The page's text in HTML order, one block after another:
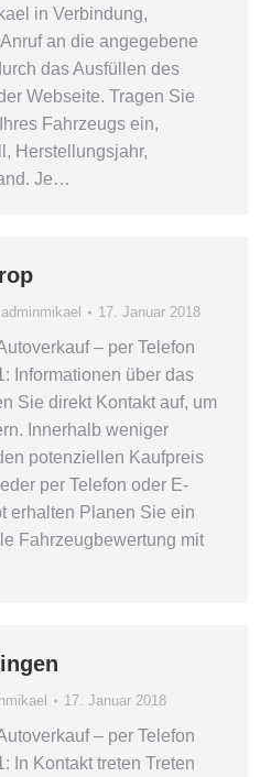
in Verbindung,
an die angegebene
das Ausfüllen des
Webseite. Tragen Sie
Fahrzeugs ein,
Herstellungsjahr,
Je…
adminmikael 17. Januar 2018
– per Telefon
Informationen über das
Sie direkt Kontakt auf, um
Innerhalb weniger
potenziellen Kaufpreis
per Telefon oder E-
erhalten Planen Sie ein
Fahrzeugbewertung mit
17. Januar 2018
– per Telefon
In Kontakt treten Treten